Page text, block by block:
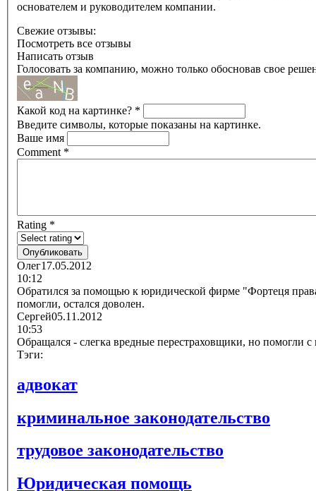
основателем и руководителем компании.
Свежие отзывы:
Посмотреть все отзывы
Написать отзыв
Голосовать за компанию, можно только обосновав свое
Какой код на картинке? *
Введите символы, которые показаны на картинке.
Ваше имя
Comment *
Rating *
Олег17.05.2012
10:12
Обратился за помощью к юридической фирме "Фортеця
помогли, остался доволен.
Сергей05.11.2012
10:53
Обращался - слегка вредные перестраховщики, но помогли с
Тэги:
адвокат
криминальное законодательство
трудовое законодательство
Юридическая помощь